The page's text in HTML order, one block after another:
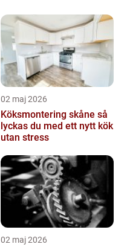
02 maj 2026
Köksmontering skåne så
lyckas du med ett nytt kök
utan stress
02 maj 2026